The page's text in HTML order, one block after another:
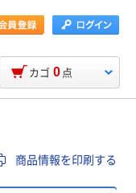
カゴ 0 点
商品情報を印刷する